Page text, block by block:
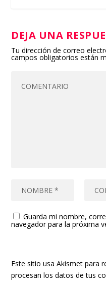
DEJA UNA
Tu dirección de correo
campos obligatorios están
Guarda mi nombre,
navegador para la próxima
Este sitio usa Akismet para
procesan los datos de tus